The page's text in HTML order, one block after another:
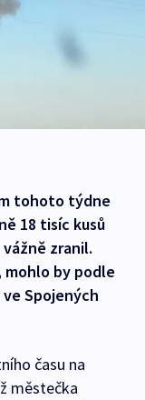
tohoto týdne
18 tisíc kusů
zranil.
mohlo by podle
Spojených
času na
městečka